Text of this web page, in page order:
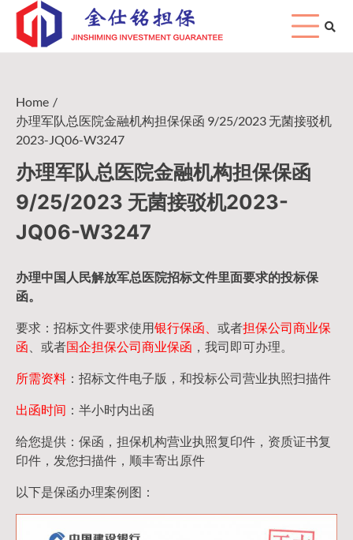
Skip
content
Home
办理军队总医院金融机构担保保函 9/25/2023 无菌接驳机
2023-JQ06-W3247
办理军队总医院金融机构担保保函
9/25/2023 无菌接驳机2023-
JQ06-W3247
办理中国人民解放军总医院招标文件里面要求的投标保
函。
要求：招标文件要求使用银行保函、 或者担保公司商业保
函 、或者国企担保公司商业保函 ，我司即可办理。
所需资料 ：招标文件电子版，和投标公司营业执照扫描件
出函时间 ：半小时内出函
给您提供：保函，担保机构营业执照复印件，资质证书复
印件，发您扫描件，顺丰寄出原件
以下是保函办理案例图：